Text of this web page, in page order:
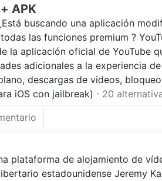
APK
buscando una aplicación
las funciones premium ?
la aplicación oficial de YouTube
adicionales a la experiencia
descargas de videos,
iOS con jailbreak) ⋅ 20
plataforma de alojamiento de
estadounidense Jeremy